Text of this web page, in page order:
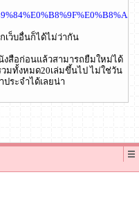
เว็บอื่นก็ได้ไม่ว่ากัน
งสือก่อนแล้วสามารถยืมใหม่ได้
มทั้งหมด20เล่มขึ้นไป ไม่ใช่วัน
ระจำได้เลยน่า